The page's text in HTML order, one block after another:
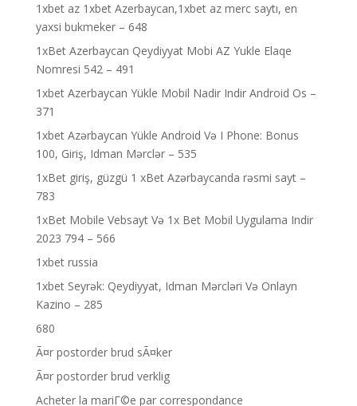
1xbet az 1xbet Azerbaycan,1xbet az merc saytı, en
yaxsi bukmeker – 648
1xBet Azerbaycan Qeydiyyat Mobi AZ Yukle Elaqe
Nomresi 542 – 491
1xbet Azerbaycan Yükle Mobil Nadir Indir Android Os –
371
1xbet Azərbaycan Yükle Android Və I Phone: Bonus
100, Giriş, Idman Mərclər – 535
1xBet giriş, güzgü 1 xBet Azərbaycanda rəsmi sayt –
783
1xBet Mobile Vebsayt Və 1x Bet Mobil Uygulama Indir
2023 794 – 566
1xbet russia
1xbet Seyrək: Qeydiyyat, Idman Mərcləri Və Onlayn
Kazino – 285
680
Ã¤r postorder brud sÃ¤ker
Ã¤r postorder brud verklig
Acheter la mariГ©e par correspondance